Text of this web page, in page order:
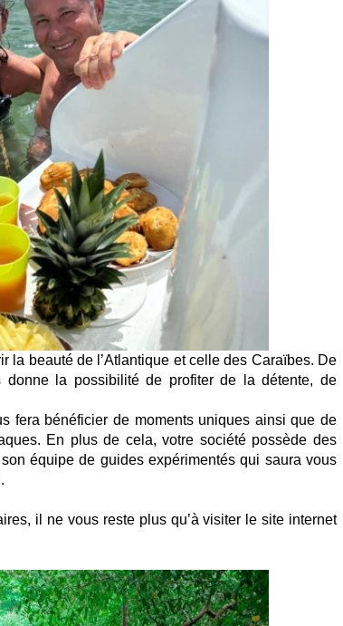
la beauté de l’Atlantique et celle des Caraïbes. De
la possibilité de profiter de la détente, de
fera bénéficier de moments uniques ainsi que de
En plus de cela, votre société possède des
équipe de guides expérimentés qui saura vous
il ne vous reste plus qu’à visiter le site internet